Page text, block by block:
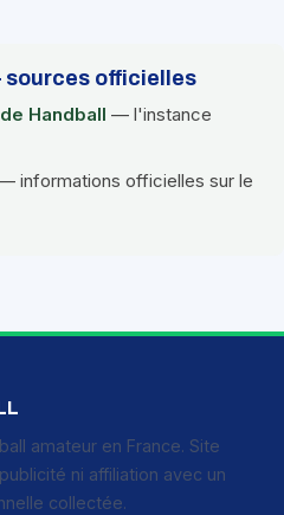
sources officielles
Handball — l'instance
informations officielles sur le
amateur en France. Site
ni affiliation avec un
collectée.